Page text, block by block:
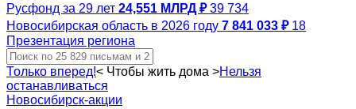
Русфонд за 29 лет 24,551 МЛРД ₽ 39 734
Новосибирская область в 2026 году 7 841 033 ₽ 18
Презентация региона
Только вперед!< Чтобы жить дома >Нельзя
останавливаться
Новосибирск-акции